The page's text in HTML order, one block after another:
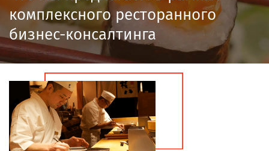
комплексного ресторанного
бизнес-консалтинга